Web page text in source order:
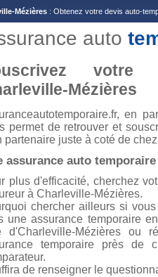
Mézières : Obtenez votre devis auto-
auto
votre
Mézières
en
permet de retrouver et
partenaire juste à coté de
assurance auto
plus d'efficacité, cherchez
à Charleville-Mézières.
chercher ailleurs si
une assurance temporaire
d'Charleville-Mézières ou
temporaire près de
de renseigner le